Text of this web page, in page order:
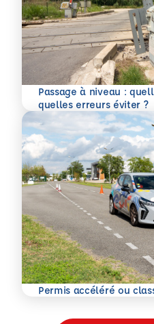
Passage à niveau :
quelles erreurs éviter ?
En savoir plus
Permis accéléré ou
En savoir plus